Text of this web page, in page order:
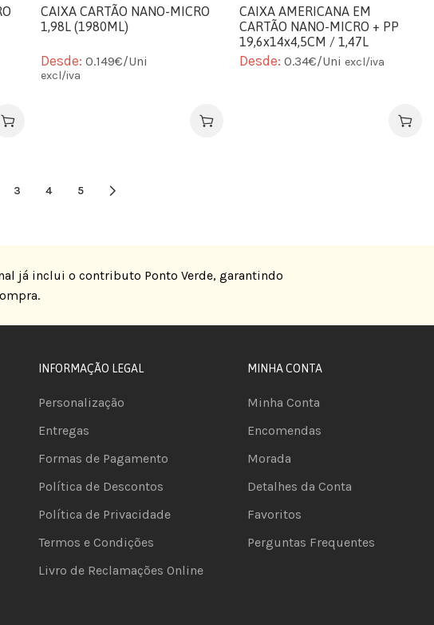
CAIXA CARTÃO NANO-MICRO
1,98L (1980ML)
Desde:0.149€/Uni
excl/iva
CAIXA AMERICANA EM
CARTÃO NANO-MICRO + PP
19,6x14x4,5CM / 1,47L
(1470ML)
Desde:0.34€/Uni excl/iva
3 4 5
já inclui o contributo Ponto Verde, garantindo
INFORMAÇÃO LEGAL
Personalização
Entregas
Formas de Pagamento
Política de Descontos
Política de Privacidade
Termos e Condições
Livro de Reclamações Online
MINHA CONTA
Minha Conta
Encomendas
Morada
Detalhes da Conta
Favoritos
Perguntas Frequentes